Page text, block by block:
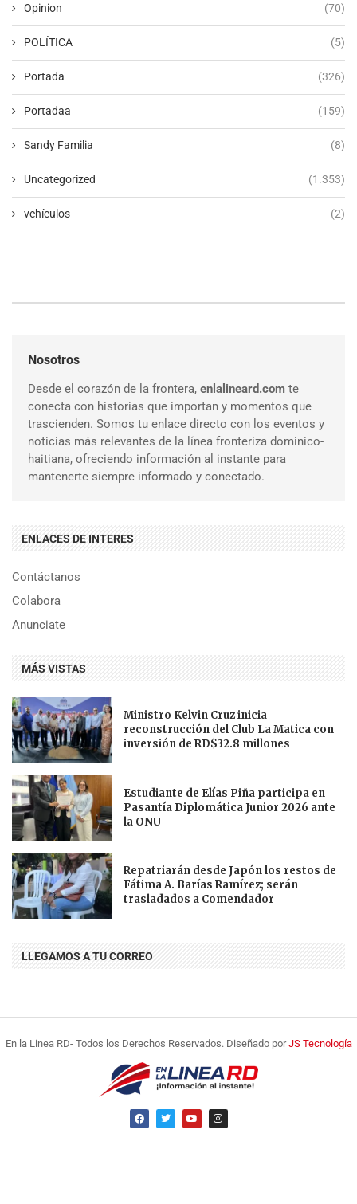
Opinion (70)
POLÍTICA (5)
Portada (326)
Portadaa (159)
Sandy Familia (8)
Uncategorized (1.353)
vehículos (2)
Nosotros
Desde el corazón de la frontera, enlalineard.com te
conecta con historias que importan y momentos que
trascienden. Somos tu enlace directo con los eventos y
noticias más relevantes de la línea fronteriza dominico-
haitiana, ofreciendo información al instante para
mantenerte siempre informado y conectado.
ENLACES DE INTERES
Contáctanos
Colabora
Anunciate
MÁS VISTAS
Ministro Kelvin Cruz inicia
reconstrucción del Club La Matica con
inversión de RD$32.8 millones
Estudiante de Elías Piña participa en
Pasantía Diplomática Junior 2026 ante
la ONU
Repatriarán desde Japón los restos de
Fátima A. Barías Ramírez; serán
trasladados a Comendador
LLEGAMOS A TU CORREO
En la Linea RD- Todos los Derechos Reservados. Diseñado porJS Tecnología